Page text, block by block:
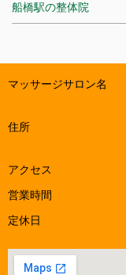
船橋駅の整体院
マッサージサロン名
住所
アクセス
営業時間
定休日